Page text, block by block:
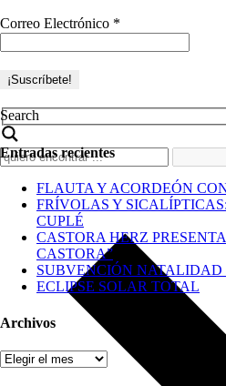
Correo Electrónico *
Search
Entradas recientes
FLAUTA Y ACORDEÓN
FRÍVOLAS Y
CUPLÉ
CASTORA HERZ
CASTORA”
SUBVENCIÓN NATALIDAD
ECLIPSE SOLAR TOTAL
Archivos
Archivos